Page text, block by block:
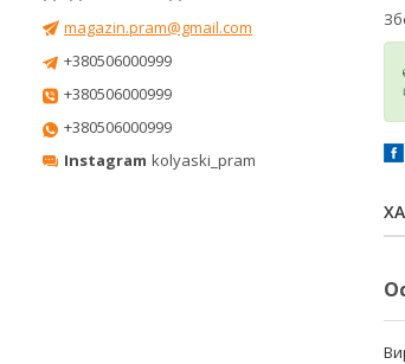
magazin.pram@gmail.com
+380506000999
+380506000999
+380506000999
Instagram kolyaski_pram